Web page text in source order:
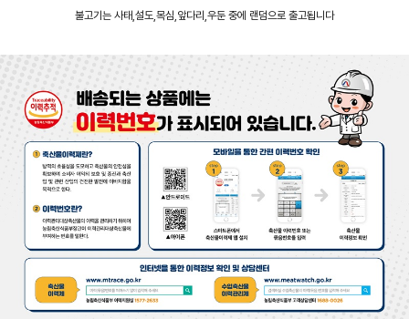
불고기는 사태,설도,목심,앞다리,우둔 중에 랜덤으로 출고됩니다